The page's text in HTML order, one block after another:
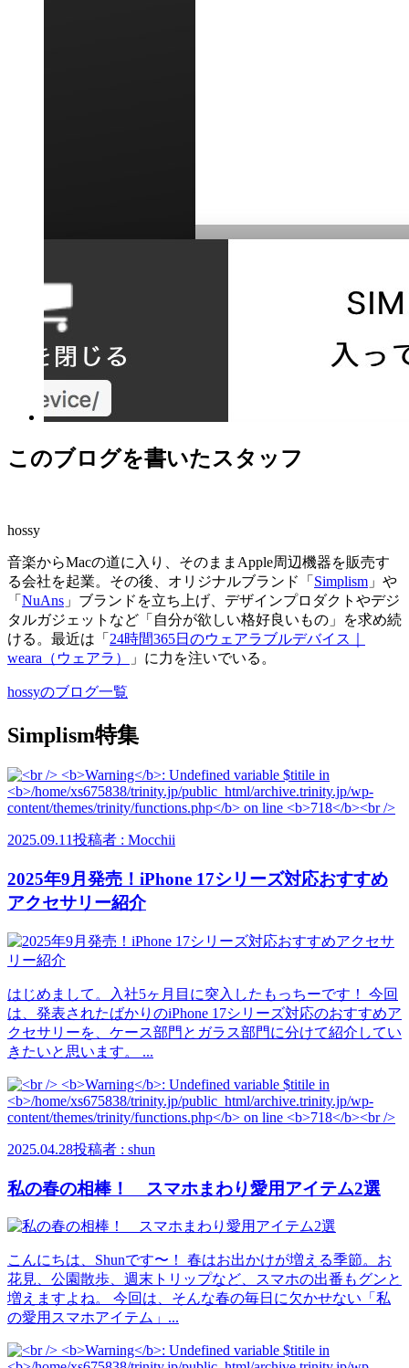
このブログを書いたスタッフ
hossy
音楽からMacの道に入り、そのままApple周辺機器を販売す
る会社を起業。その後、オリジナルブランド「 Simplism 」や
「 NuAns 」ブランドを立ち上げ、デザインプロダクトやデジ
タルガジェットなど「自分が欲しい格好良いもの」を求め続
ける。最近は「 24時間365日のウェアラブルデバイス｜
weara（ウェアラ）
」に力を注いでいる。
hossyのブログ一覧
Simplism特集
2025.09.11投稿者 : Mocchii
2025年9月発売！iPhone 17シリーズ対応おすすめ
アクセサリー紹介
はじめまして。入社5ヶ月目に突入したもっちーです！ 今回
は、発表されたばかりのiPhone 17シリーズ対応のおすすめア
クセサリーを、ケース部門とガラス部門に分けて紹介してい
きたいと思います。 ...
2025.04.28投稿者 : shun
私の春の相棒！ スマホまわり愛用アイテム2選
こんにちは、Shunです〜！ 春はお出かけが増える季節。お
花見、公園散歩、週末トリップなど、スマホの出番もグンと
増えますよね。 今回は、そんな春の毎日に欠かせない「私
の愛用スマホアイテム」...